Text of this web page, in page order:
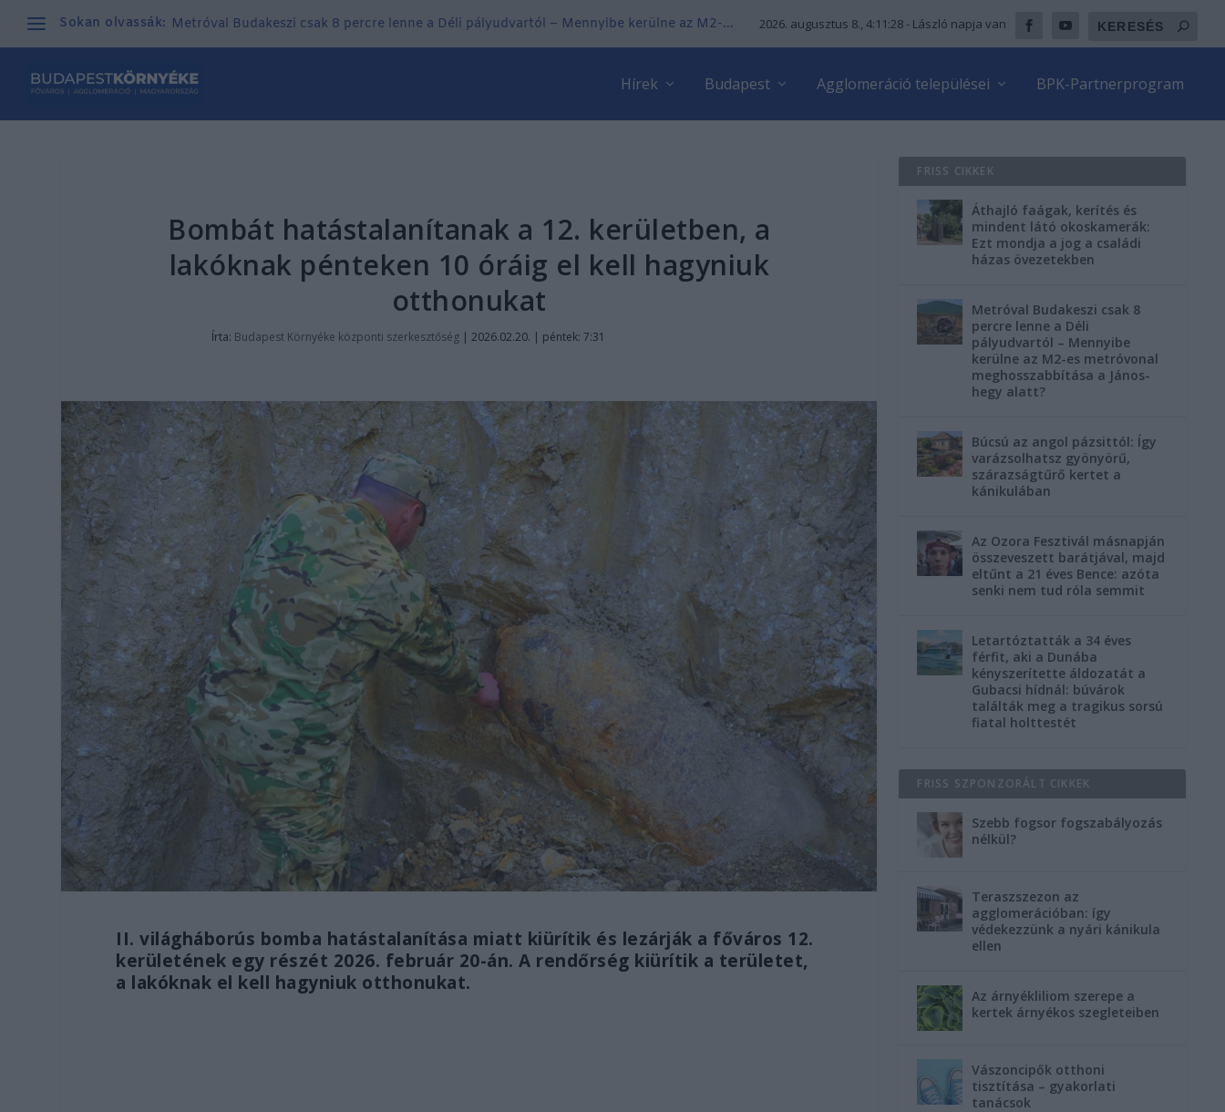
Sokan olvassák: Metróval Budakeszi csak 8 percre lenne a Déli pályudvartól – Mennyibe kerülne az M2-... 2026. augusztus 8., 4:11:28 - László napja van
Hírek Budapest Agglomeráció települései BPK-Partnerprogram
Bombát hatástalanítanak a 12. kerületben, a
lakóknak pénteken 10 óráig el kell hagyniuk
otthonukat
Írta: Budapest Környéke központi szerkesztőség |2026.02.20. | péntek: 7:31
II. világháborús bomba hatástalanítása miatt kiürítik és lezárják a főváros 12.
kerületének egy részét 2026. február 20-án. A rendőrség kiürítik a területet,
a lakóknak el kell hagyniuk otthonukat.
FRISS CIKKEK
Áthajló faágak, kerítés és
mindent látó okoskamerák:
Ezt mondja a jog a családi
házas övezetekben
Metróval Budakeszi csak 8
percre lenne a Déli
pályudvartól – Mennyibe
kerülne az M2-es metróvonal
meghosszabbítása a János-
hegy alatt?
Búcsú az angol pázsittól: Így
varázsolhatsz gyönyörű,
szárazságtűrő kertet a
kánikulában
Az Ozora Fesztivál másnapján
összeveszett barátjával, majd
eltűnt a 21 éves Bence: azóta
senki nem tud róla semmit
Letartóztatták a 34 éves
férfit, aki a Dunába
kényszerítette áldozatát a
Gubacsi hídnál: búvárok
találták meg a tragikus sorsú
fiatal holttestét
FRISS SZPONZORÁLT CIKKEK
Szebb fogsor fogszabályozás
nélkül?
Teraszszezon az
agglomerációban: így
védekezzünk a nyári kánikula
ellen
Az árnyékliliom szerepe a
kertek árnyékos szegleteiben
Vászoncipők otthoni
tisztítása – gyakorlati
tanácsok